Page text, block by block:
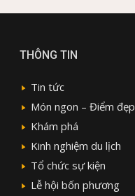
THÔNG TIN
Tin tức
Món ngon – Điểm đẹp
Khám phá
Kinh nghiệm du lịch
Tổ chức sự kiện
Lễ hội bốn phương